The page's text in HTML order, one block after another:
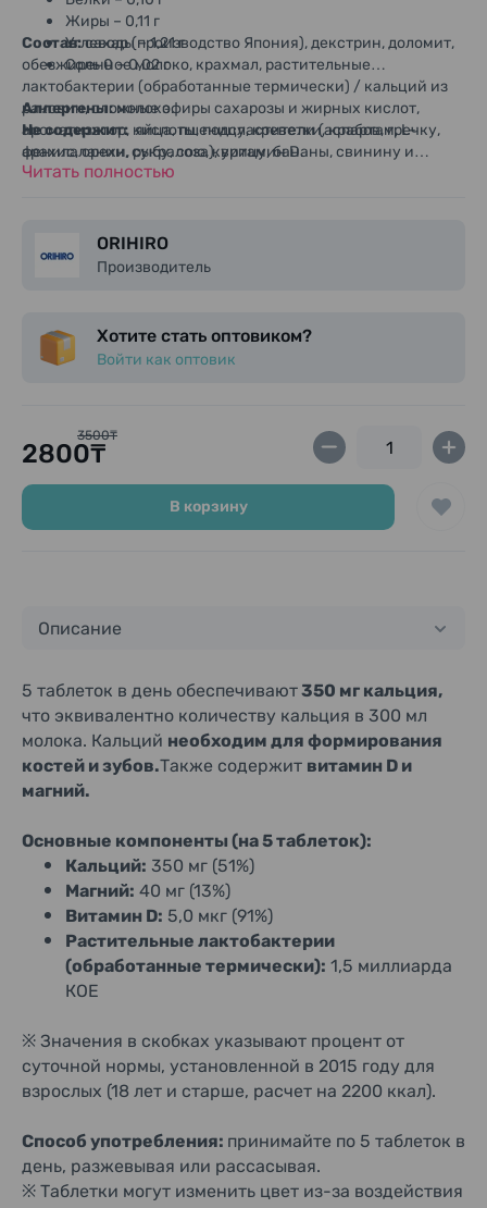
Жиры – 0,11 г
Углеводы – 1,21 г
Соль 0 – 0,02 г
Состав:сахар (производство Япония), декстрин, доломит,
обезжиренное молоко, крахмал, растительные
лактобактерии (обработанные термически) / кальций из
раковин, сложные эфиры сахарозы и жирных кислот,
ароматизатор, кислоты, подсластители (аспартам, L-
фенилаланин, сукралоза), витамин D.
Аллергены:молоко.
Не содержит:яйца, пшеницу, креветки, крабов, гречку,
арахис, орехи, рыбу, сою, курицу, бананы, свинину и
другие распространенные аллергены.
Читать полностью
ORIHIRO
Производитель
Хотите стать оптовиком?
Войти как оптовик
3500₸
2800₸
В корзину
Описание
5 таблеток в день обеспечивают350 мг кальция,
что эквивалентно количеству кальция в 300 мл
молока. Кальций необходим для формирования
костей и зубов.Также содержит витамин D и
магний.
Основные компоненты (на 5 таблеток):
Кальций: 350 мг (51%)
Магний: 40 мг (13%)
Витамин D: 5,0 мкг (91%)
Растительные лактобактерии
(обработанные термически): 1,5 миллиарда
КОЕ
※ Значения в скобках указывают процент от
суточной нормы, установленной в 2015 году для
взрослых (18 лет и старше, расчет на 2200 ккал).
Способ употребления: принимайте по 5 таблеток в
день, разжевывая или рассасывая.
※ Таблетки могут изменить цвет из-за воздействия